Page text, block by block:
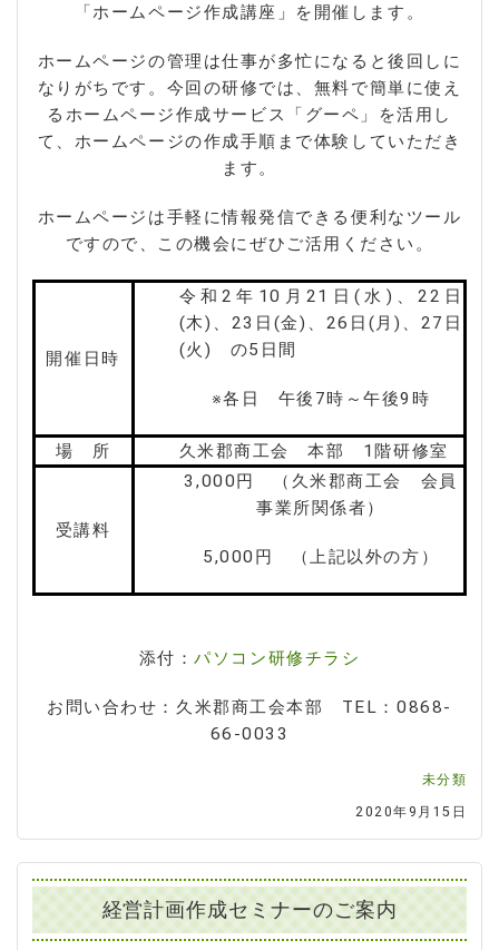
「ホームページ作成講座」を開催します。
ホームページの管理は仕事が多忙になると後回しに
なりがちです。今回の研修では、無料で簡単に使え
るホームページ作成サービス「グーペ」を活用し
て、ホームページの作成手順まで体験していただき
ます。
ホームページは手軽に情報発信できる便利なツール
ですので、この機会にぜひご活用ください。
開催日時
令和2年10月21日(水)、22日
(木)、23日(金)、26日(月)、27日
(火) の5日間
※各日 午後7時～午後9時
場 所 久米郡商工会 本部 1階研修室
受講料
3,000円 （久米郡商工会 会員
事業所関係者）
5,000円 （上記以外の方）
添付：パソコン研修チラシ
お問い合わせ：久米郡商工会本部 TEL：0868-
66-0033
未分類
2020年9月15日
経営計画作成セミナーのご案内